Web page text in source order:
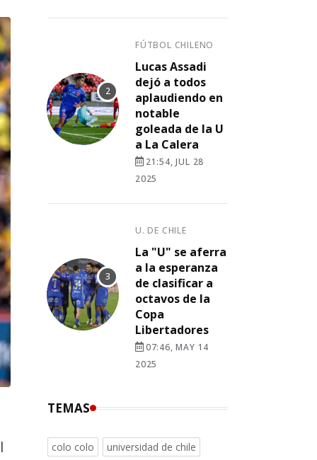
FÚTBOL CHILENO
Lucas Assadi
dejó a todos
aplaudiendo en
notable
goleada de la U
a La Calera
21:54, JUL 28
2025
U. DE CHILE
La "U" se aferra
a la esperanza
de clasificar a
octavos de la
Copa
Libertadores
07:46, MAY 14
2025
TEMAS
colo colo
universidad de chile